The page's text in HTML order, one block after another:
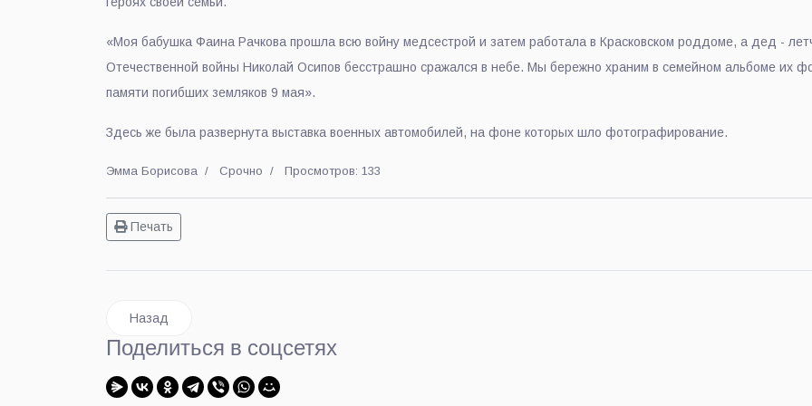
«Моя бабушка Фаина Рачкова прошла всю войну медсестрой и затем работала в Красковском роддоме, а дед -
Отечественной войны Николай Осипов бесстрашно сражался в небе. Мы бережно храним в семейном альбоме их
памяти погибших земляков 9 мая».
Здесь же была развернута выставка военных автомобилей, на фоне которых шло фотографирование.
Эмма Борисова Срочно Просмотров: 133
Печать
Предыдущий: Памятный митинг в честь Дня Победы состоялся в Люберцах
Назад
Поделиться в соцсетях